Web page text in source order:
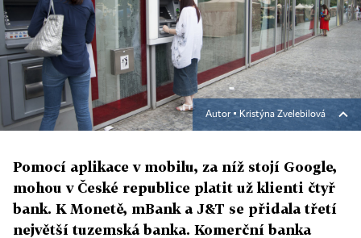
Autor ▪ Kristýna Zvelebilová
Pomocí aplikace v mobilu, za níž stojí Google,
mohou v České republice platit už klienti čtyř
bank. K Monetě, mBank a J&T se přidala třetí
největší tuzemská banka. Komerční banka